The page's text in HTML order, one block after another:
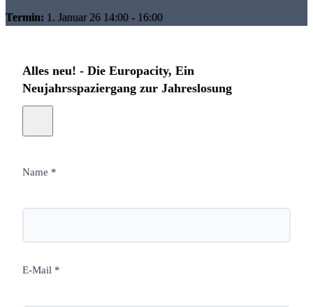
Termin: 1. Januar 26 14:00 - 16:00
Alles neu! - Die Europacity, Ein
Neujahrsspaziergang zur Jahreslosung
Name *
E-Mail *